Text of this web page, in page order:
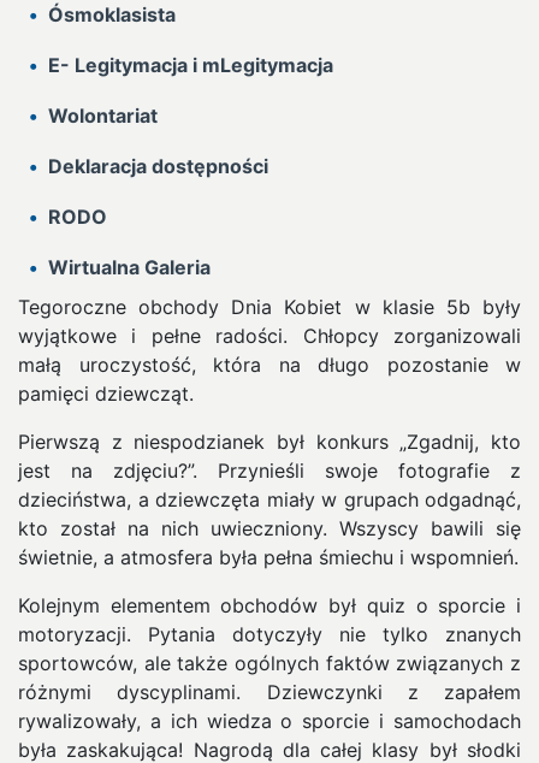
Ósmoklasista
E- Legitymacja i mLegitymacja
Wolontariat
Deklaracja dostępności
RODO
Wirtualna Galeria
Tegoroczne obchody Dnia Kobiet w klasie 5b były
wyjątkowe i pełne radości. Chłopcy zorganizowali
małą uroczystość, która na długo pozostanie w
pamięci dziewcząt.
Pierwszą z niespodzianek był konkurs „Zgadnij, kto
jest na zdjęciu?”. Przynieśli swoje fotografie z
dzieciństwa, a dziewczęta miały w grupach odgadnąć,
kto został na nich uwieczniony. Wszyscy bawili się
świetnie, a atmosfera była pełna śmiechu i wspomnień.
Kolejnym elementem obchodów był quiz o sporcie i
motoryzacji. Pytania dotyczyły nie tylko znanych
sportowców, ale także ogólnych faktów związanych z
różnymi dyscyplinami. Dziewczynki z zapałem
rywalizowały, a ich wiedza o sporcie i samochodach
była zaskakująca! Nagrodą dla całej klasy był słodki